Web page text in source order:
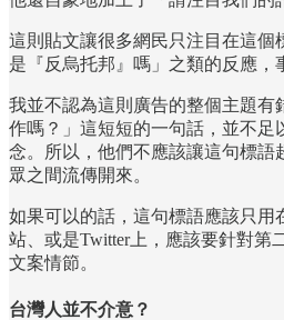
這則貼文讓很多網民只注目在這個
是『反烏托邦』嗎」之類的反應，
我並不認為這則廣告的整個主題有
作嗎？」這短短的一句話，並不足
念。所以，他們不應該讓這句標語
眾之間流傳開來。
如果可以的話，這句標語應該只用
站、或是Twitter上，應該要針對第
文案情節。
台灣人並不介意？